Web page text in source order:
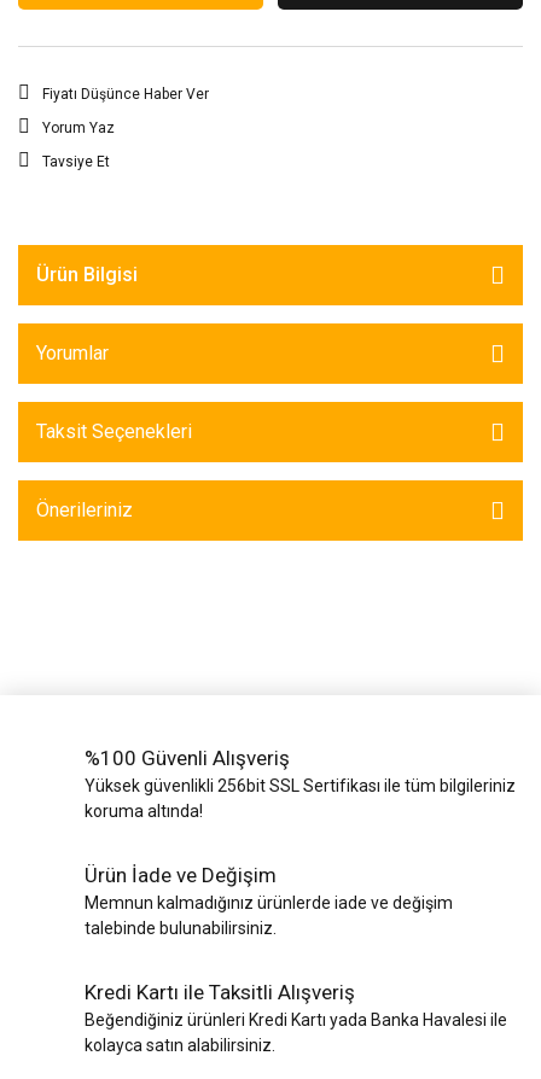
Fiyatı Düşünce Haber Ver
Yorum Yaz
Tavsiye Et
Ürün Bilgisi
Yorumlar
Taksit Seçenekleri
Önerileriniz
%100 Güvenli Alışveriş
Yüksek güvenlikli 256bit SSL Sertifikası ile tüm bilgileriniz
koruma altında!
Ürün İade ve Değişim
Memnun kalmadığınız ürünlerde iade ve değişim
talebinde bulunabilirsiniz.
Kredi Kartı ile Taksitli Alışveriş
Beğendiğiniz ürünleri Kredi Kartı yada Banka Havalesi ile
kolayca satın alabilirsiniz.